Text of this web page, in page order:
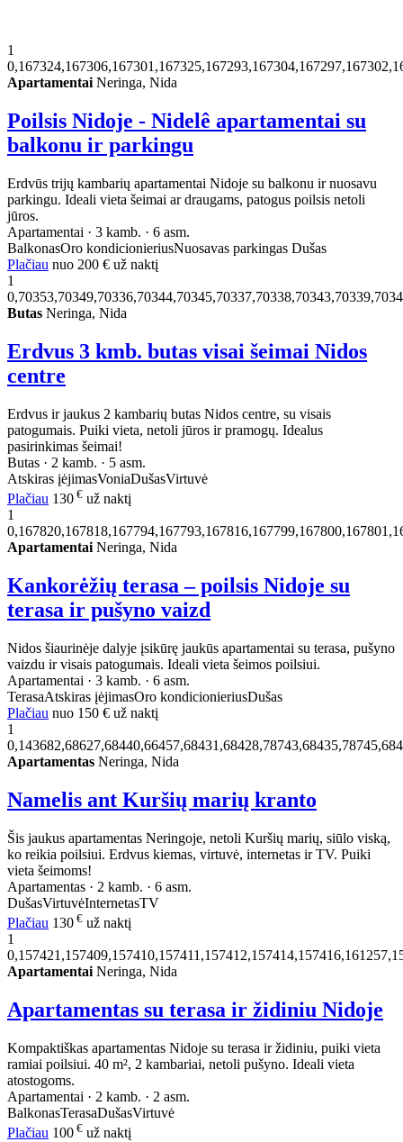
1
Apartamentai Neringa, Nida
Poilsis Nidoje - Nidelê apartamentai su
balkonu ir parkingu
Erdvūs trijų kambarių apartamentai Nidoje su balkonu ir nuosavu
parkingu. Ideali vieta šeimai ar draugams, patogus poilsis netoli
jūros.
Apartamentai · 3 kamb. · 6 asm.
BalkonasOro kondicionieriusNuosavas parkingas Dušas
Plačiau nuo 200 € už naktį
1
Butas Neringa, Nida
Erdvus 3 kmb. butas visai šeimai Nidos
centre
Erdvus ir jaukus 2 kambarių butas Nidos centre, su visais
patogumais. Puiki vieta, netoli jūros ir pramogų. Idealus
pasirinkimas šeimai!
Butas · 2 kamb. · 5 asm.
Atskiras įėjimasVoniaDušasVirtuvė
Plačiau 130 € už naktį
1
Apartamentai Neringa, Nida
Kankorėžių terasa – poilsis Nidoje su
terasa ir pušyno vaizd
Nidos šiaurinėje dalyje įsikūrę jaukūs apartamentai su terasa, pušyno
vaizdu ir visais patogumais. Ideali vieta šeimos poilsiui.
Apartamentai · 3 kamb. · 6 asm.
TerasaAtskiras įėjimasOro kondicionieriusDušas
Plačiau nuo 150 € už naktį
1
Apartamentas Neringa, Nida
Namelis ant Kuršių marių kranto
Šis jaukus apartamentas Neringoje, netoli Kuršių marių, siūlo viską,
ko reikia poilsiui. Erdvus kiemas, virtuvė, internetas ir TV. Puiki
vieta šeimoms!
Apartamentas · 2 kamb. · 6 asm.
DušasVirtuvėInternetasTV
Plačiau 130 € už naktį
1
Apartamentai Neringa, Nida
Apartamentas su terasa ir židiniu Nidoje
Kompaktiškas apartamentas Nidoje su terasa ir židiniu, puiki vieta
ramiai poilsiui. 40 m², 2 kambariai, netoli pušyno. Ideali vieta
atostogoms.
Apartamentai · 2 kamb. · 2 asm.
BalkonasTerasaDušasVirtuvė
Plačiau 100 € už naktį